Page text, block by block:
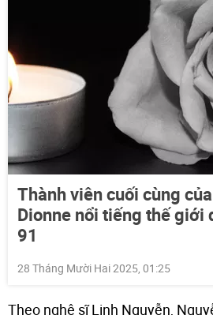
Thành viên cuối cùng
Dionne nổi tiếng thế giới
91
28 Tháng Mười Hai 2025, 01:25
Theo nghệ sĩ Linh Nguyễn,